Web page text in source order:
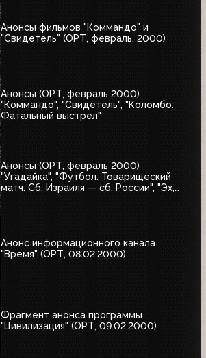
Анонсы фильмов "Коммандо" и
"Свидетель" (ОРТ, февраль, 2000)
Анонсы (ОРТ, февраль 2000)
"Коммандо", "Свидетель", "Коломбо:
Фатальный выстрел"
Анонсы (ОРТ, февраль 2000)
"Угадайка", "Футбол. Товарищеский
матч. Сб. Израиля — сб. России", "Эх,
Анонс информационного канала
"Время" (ОРТ, 08.02.2000)
Фрагмент анонса программы
"Цивилизация" (ОРТ, 09.02.2000)